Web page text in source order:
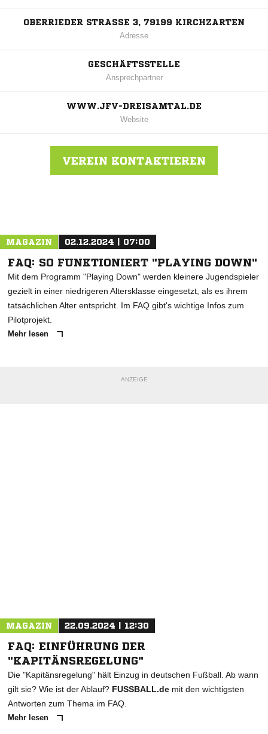
OBERRIEDER STRASSE 3, 79199 KIRCHZARTEN
Adresse
GESCHÄFTSSTELLE
Ansprechpartner
WWW.JFV-DREISAMTAL.DE
Website
VEREIN KONTAKTIEREN
MAGAZIN 02.12.2024 | 07:00
FAQ: SO FUNKTIONIERT "PLAYING DOWN"
Mit dem Programm "Playing Down" werden kleinere Jugendspieler
gezielt in einer niedrigeren Altersklasse eingesetzt, als es ihrem
tatsächlichen Alter entspricht. Im FAQ gibt's wichtige Infos zum
Pilotprojekt.
Mehr lesen
ANZEIGE
MAGAZIN 22.09.2024 | 12:30
FAQ: EINFÜHRUNG DER
"KAPITÄNSREGELUNG"
Die "Kapitänsregelung" hält Einzug in deutschen Fußball. Ab wann
gilt sie? Wie ist der Ablauf? FUSSBALL.de mit den wichtigsten
Antworten zum Thema im FAQ.
Mehr lesen